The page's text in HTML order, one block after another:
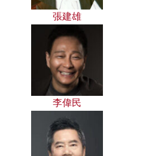
張建雄
李偉民